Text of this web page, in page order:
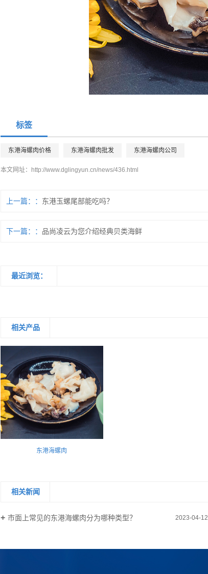
标签
东港海螺肉价格 东港海螺肉批发 东港海螺肉公司
本文网址： http://www.dglingyun.cn/news/436.html
上一篇： 东港玉螺尾部能吃吗？
下一篇： 品尚凌云为您介绍经典贝类海鲜
最近浏览：
相关产品
东港海螺肉
相关新闻
市面上常见的东港海螺肉分为哪种类型？ 2023-04-12